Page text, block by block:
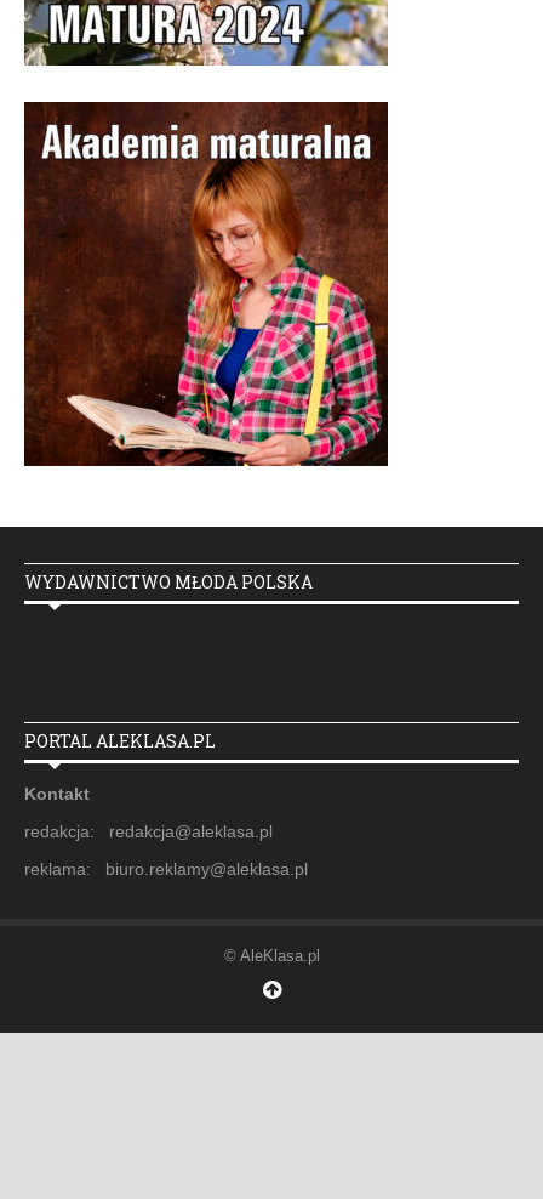
WYDAWNICTWO MŁODA POLSKA
PORTAL ALEKLASA.PL
Kontakt
redakcja: redakcja@aleklasa.pl
reklama: biuro.reklamy@aleklasa.pl
© AleKlasa.pl